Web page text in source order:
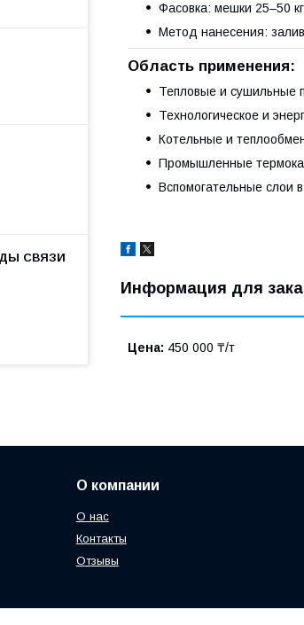
Фасовка: мешки 25–50 кг
Метод нанесения:
Область применения:
Тепловые и сушильные
Технологическое и
Котельные и
Промышленные
Вспомогательные слои
Информация для
Цена: 450 000 ₸/т
О компании
О нас
Контакты
Отзывы